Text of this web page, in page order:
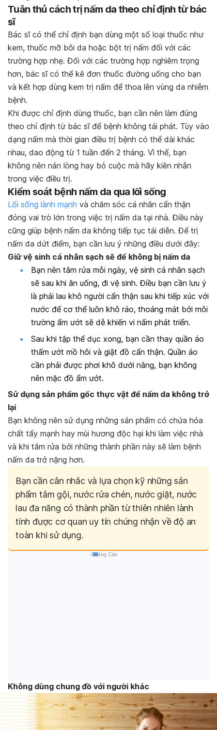
Tuân thủ cách trị nấm da theo chỉ định từ bác
sĩ
Bác sĩ có thể chỉ định bạn dùng một số loại thuốc như
kem, thuốc mỡ bôi da hoặc bột trị nấm đối với các
trường hợp nhẹ.Đối với các trường hợp nghiêm trọng
hơn, bác sĩ có thể kê đơn thuốc đường uống cho bạn
và kết hợp dùng kem trị nấm để thoa lên vùng da nhiễm
bệnh.
Khi được chỉ định dùng thuốc, bạn cần nên làm đúng
theo chỉ định từ bác sĩ để bệnh không tái phát. Tùy vào
dạng nấm mà thời gian điều trị bệnh có thể dài khác
nhau, dao động từ 1 tuần đến 2 tháng. Vì thế, bạn
không nên nản lòng hay bỏ cuộc mà hãy kiên nhẫn
trong việc điều trị.
Kiểm soát bệnh nấm da qua lối sống
Lối sống lành mạnh và chăm sóc cá nhân cẩn thận
đóng vai trò lớn trong việc trị nấm da tại nhà. Điều này
cũng giúp bệnh nấm da không tiếp tục tái diễn. Để trị
nấm da dứt điểm, bạn cần lưu ý những điều dưới đây:
Giữ vệ sinh cá nhân sạch sẽ để không bị nấm da
Bạn nên tắm rửa mỗi ngày, vệ sinh cá nhân sạch
sẽ sau khi ăn uống, đi vệ sinh. Điều bạn cần lưu ý
là phải lau khô người cẩn thận sau khi tiếp xúc với
nước để cơ thể luôn khô ráo, thoáng mát bởi môi
trường ẩm ướt sẽ dễ khiến vi nấm phát triển.
Sau khi tập thể dục xong, bạn cần thay quần áo
thấm ướt mồ hôi và giặt đồ cẩn thận. Quần áo
cần phải được phơi khô dưới nắng, bạn không
nên mặc đồ ẩm ướt.
Sử dụng sản phẩm gốc thực vật để nấm da không trở
lại
Bạn không nên sử dụng những sản phẩm có chứa hóa
chất tẩy mạnh hay mùi hương độc hại khi làm việc nhà
và khi tắm rửa bởi những thành phần này sẽ làm bệnh
nấm da trở nặng hơn.
Bạn cần cân nhắc và lựa chọn kỹ những sản
phẩm tắm gội, nước rửa chén, nước giặt, nước
lau đa năng có thành phần từ thiên nhiên lành
tính được cơ quan uy tín chứng nhận về độ an
toàn khi sử dụng.
Quảng Cáo
Không dùng chung đồ với người khác